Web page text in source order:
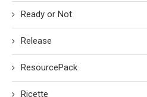
Ready or Not
Release
ResourcePack
Ricette